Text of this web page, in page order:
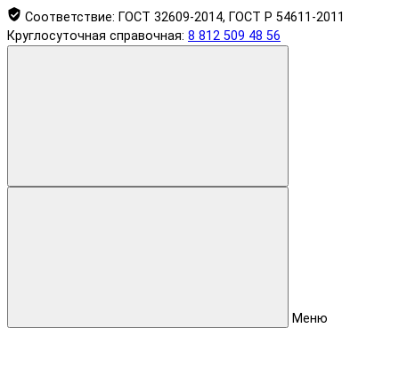
Соответствие: ГОСТ 32609-2014, ГОСТ Р 54611-2011
Круглосуточная справочная: 8 812 509 48 56
Меню